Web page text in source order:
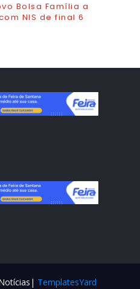
Bolsa Família a
NIS de final 6
TemplatesYard